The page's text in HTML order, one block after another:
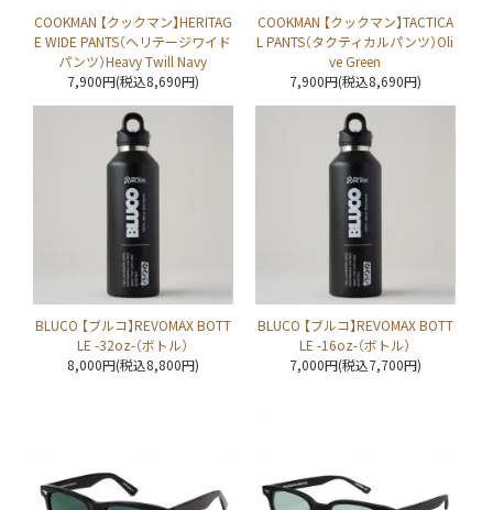
COOKMAN 【クックマン】HERITAG
E WIDE PANTS（ヘリテージワイド
パンツ）Heavy Twill Navy
7,900円(税込8,690円)
COOKMAN 【クックマン】TACTICA
L PANTS（タクティカルパンツ）Oli
ve Green
7,900円(税込8,690円)
BLUCO 【ブルコ】REVOMAX BOTT
LE -32oz-（ボトル）
8,000円(税込8,800円)
BLUCO 【ブルコ】REVOMAX BOTT
LE -16oz-（ボトル）
7,000円(税込7,700円)